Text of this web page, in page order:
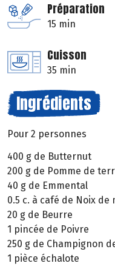
Préparation
15 min
Cuisson
35 min
Ingrédients
Pour 2 personnes
400 g de Butternut
200 g de Pomme de
40 g de Emmental
0.5 c. à café de Noix de
20 g de Beurre
1 pincée de Poivre
250 g de Champignon
1 pièce échalote